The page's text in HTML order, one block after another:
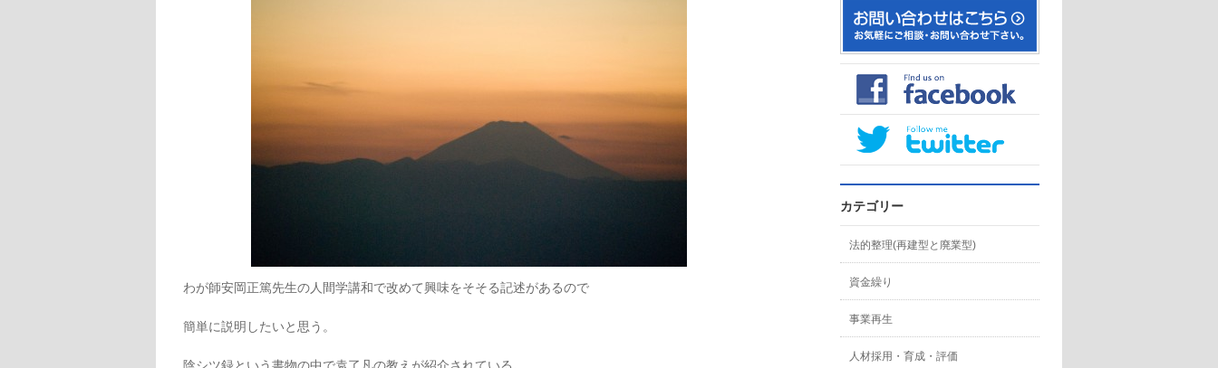
わが師安岡正篤先生の人間学講和で改めて興味をそそる記述があるので
簡単に説明したいと思う。
カテゴリー
法的整理(再建型と廃業型)
資金繰り
事業再生
人材採用・育成・評価